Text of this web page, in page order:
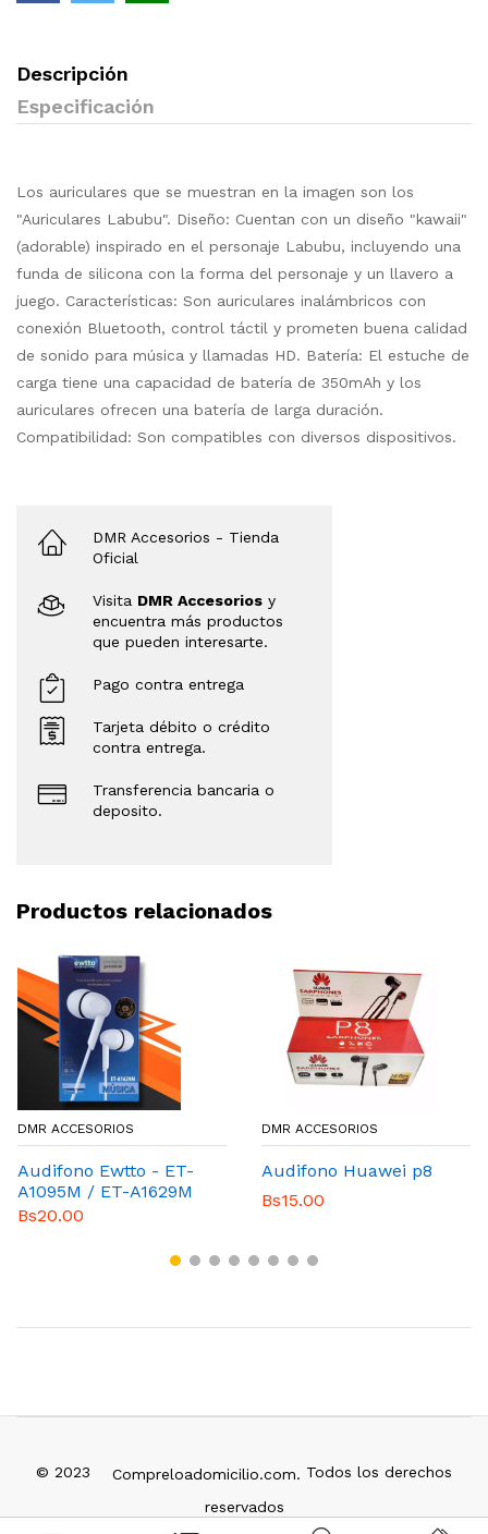
Descripción
Especificación
Los auriculares que se muestran en la imagen son los
"Auriculares Labubu". Diseño: Cuentan con un diseño "kawaii"
(adorable) inspirado en el personaje Labubu, incluyendo una
funda de silicona con la forma del personaje y un llavero a
juego. Características: Son auriculares inalámbricos con
conexión Bluetooth, control táctil y prometen buena calidad
de sonido para música y llamadas HD. Batería: El estuche de
carga tiene una capacidad de batería de 350mAh y los
auriculares ofrecen una batería de larga duración.
Compatibilidad: Son compatibles con diversos dispositivos.
DMR Accesorios - Tienda
Oficial
Visita DMR Accesorios y
encuentra más productos
que pueden interesarte.
Pago contra entrega
Tarjeta débito o crédito
contra entrega.
Transferencia bancaria o
deposito.
Productos relacionados
DMR ACCESORIOS
Audifono Ewtto - ET-
A1095M / ET-A1629M
Bs20.00
DMR ACCESORIOS
Audifono Huawei p8
Bs15.00
© 2023 Compreloadomicilio.com. Todos los derechos
reservados